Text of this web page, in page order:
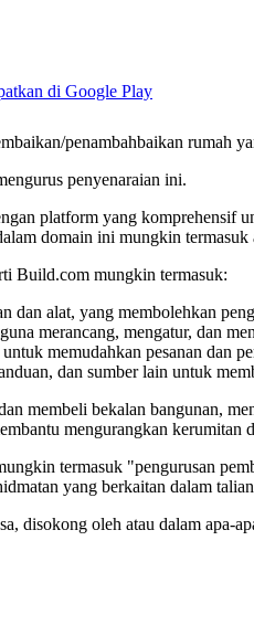
penambahbaikan rumah
penyenaraian ini.
platform yang komprehensif
domain ini mungkin
Build.com mungkin termasuk:
alat, yang membolehkan
merancang, mengatur, dan
memudahkan pesanan dan
dan sumber lain untuk
membeli bekalan bangunan,
mengurangkan
termasuk "pengurusan
yang berkaitan dalam
disokong oleh atau dalam apa-